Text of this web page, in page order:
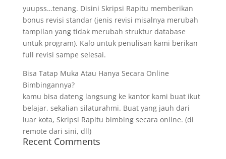
yuupss…tenang. Disini Skripsi Rapitu memberikan
bonus revisi standar (jenis revisi misalnya merubah
tampilan yang tidak merubah struktur database
untuk program). Kalo untuk penulisan kami berikan
full revisi sampe selesai.
Bisa Tatap Muka Atau Hanya Secara Online
Bimbingannya?
kamu bisa dateng langsung ke kantor kami buat ikut
belajar, sekalian silaturahmi. Buat yang jauh dari
luar kota, Skripsi Rapitu bimbing secara online. (di
remote dari sini, dll)
Recent Comments